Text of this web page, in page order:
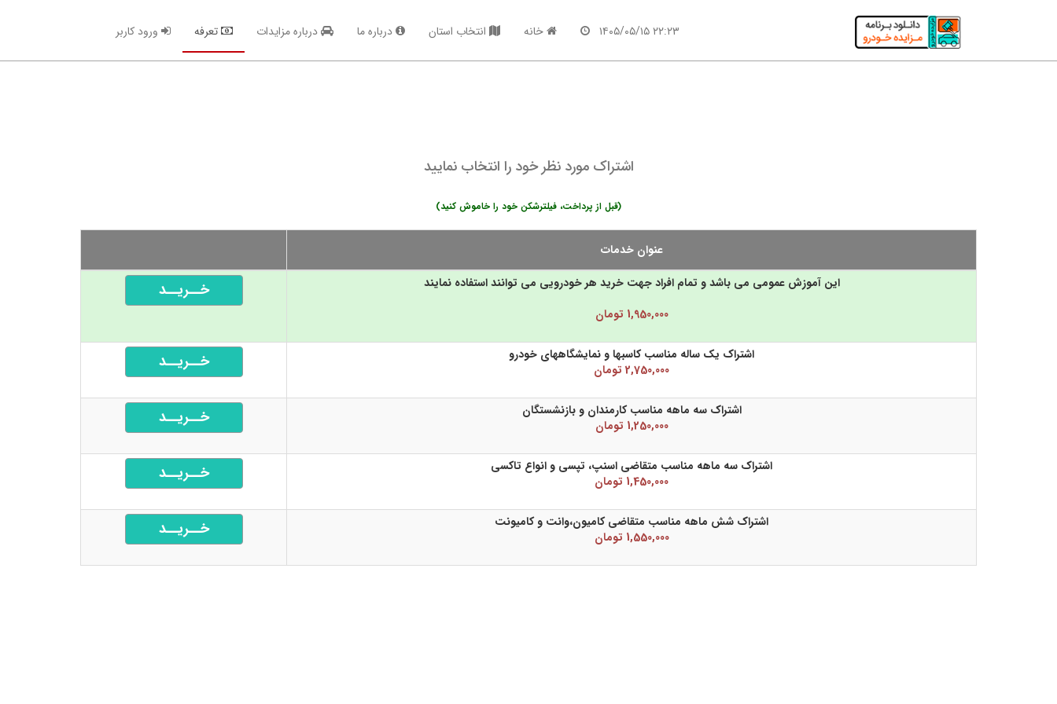
۲۲:۲۳ ۱۴۰۵/۰۵/۱۵ خانه انتخاب استان درباره ما درباره مزایدات تعرفه ورود کاربر
اشتراک مورد نظر خود را انتخاب نمایید
(قبل از پرداخت، فیلترشکن خود را خاموش کنید)
عنوان خدمات
این آموزش عمومی می باشد و تمام افراد جهت خرید هر خودرویی می توانند استفاده نمایند
1,950,000 تومان
اشتراک یک ساله مناسب کاسبها و نمایشگاههای خودرو
2,750,000 تومان
اشتراک سه ماهه مناسب کارمندان و بازنشستگان
1,250,000 تومان
اشتراک سه ماهه مناسب متقاضی اسنپ، تپسی و انواع تاکسی
1,450,000 تومان
اشتراک شش ماهه مناسب متقاضی کامیون،وانت و کامیونت
1,550,000 تومان